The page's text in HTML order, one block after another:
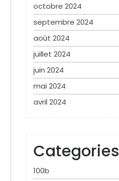
octobre 2024
septembre 2024
août 2024
juillet 2024
juin 2024
mai 2024
avril 2024
Categories
100b